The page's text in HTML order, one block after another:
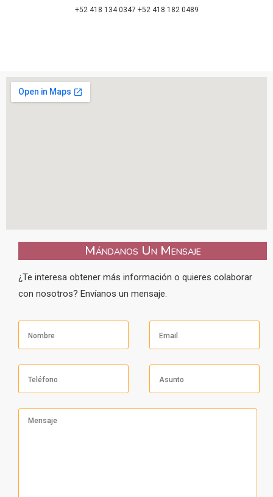
+52 418 134 0347 +52 418 182 0489
Mándanos Un Mensaje
¿Te interesa obtener más información o quieres colaborar
con nosotros? Envíanos un mensaje.